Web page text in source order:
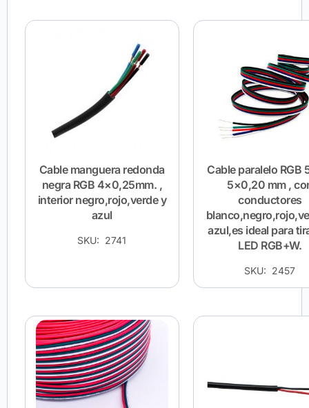
Cable manguera redonda
negra RGB 4×0,25mm. ,
interior negro,rojo,verde y
azul
SKU: 2741
Cable paralelo RGB
5×0,20 mm ,
conductores
azul,es ideal para
LED RGB+W.
SKU: 2457